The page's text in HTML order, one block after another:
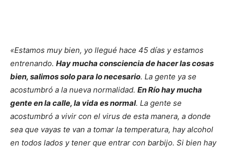
«Estamos muy bien, yo llegué hace 45 días y estamos
entrenando. Hay mucha consciencia de hacer las cosas
bien, salimos solo para lo necesario. La gente ya se
acostumbró a la nueva normalidad. En Río hay mucha
gente en la calle, la vida es normal. La gente se
acostumbró a vivir con el virus de esta manera, a donde
sea que vayas te van a tomar la temperatura, hay alcohol
en todos lados y tener que entrar con barbijo. Si bien hay